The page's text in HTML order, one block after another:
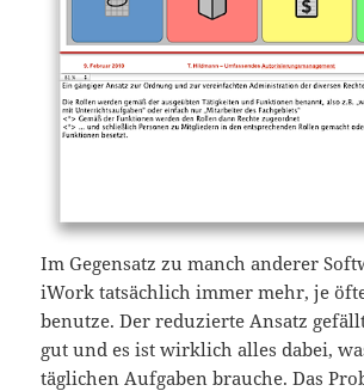
Im Gegensatz zu manch anderer
iWork tatsächlich immer mehr, je
benutze. Der reduzierte Ansatz
gut und es ist wirklich alles dabei,
täglichen Aufgaben brauche. Das